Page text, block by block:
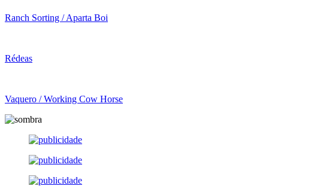
Ranch Sorting / Aparta Boi
Rédeas
Vaquero / Working Cow Horse